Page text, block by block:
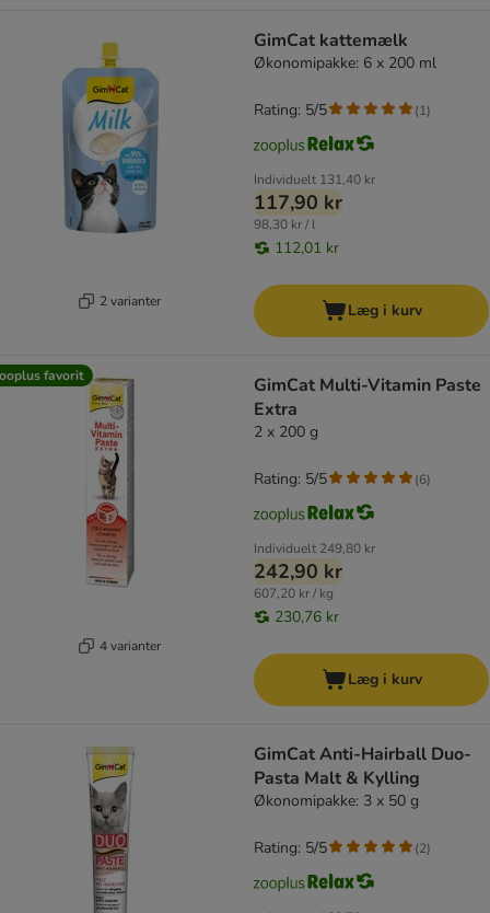
2 varianter
GimCat kattemælk
Økonomipakke: 6 x 200 ml
Individuelt 131,40 kr
117,90 kr
98,30 kr / l
112,01 kr
Rating: 5/5 (1)
Læg i kurv
favorit
4 varianter
GimCat Multi-Vitamin Paste
Extra
2 x 200 g
Individuelt 249,80 kr
242,90 kr
607,20 kr / kg
230,76 kr
Rating: 5/5 (6)
Læg i kurv
GimCat Anti-Hairball Duo-
Pasta Malt & Kylling
Økonomipakke: 3 x 50 g
Rating: 5/5 (2)